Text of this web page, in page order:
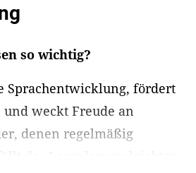
so wichtig?
Sprachentwicklung, fördert
weckt Freude an
denen regelmäßig